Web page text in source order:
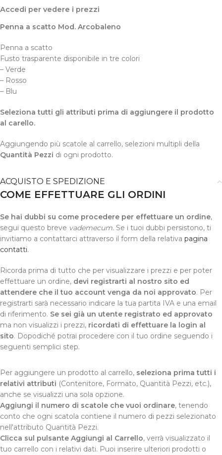
Accedi per vedere i prezzi
Penna a scatto Mod. Arcobaleno
Penna a scatto
Fusto trasparente disponibile in tre colori
– Verde
– Rosso
– Blu
Seleziona tutti gli attributi prima di aggiungere il prodotto
al carello.
Aggiungendo più scatole al carrello, selezioni multipli della
Quantità Pezzi di ogni prodotto.
ACQUISTO E SPEDIZIONE
COME EFFETTUARE GLI ORDINI
Se hai dubbi su come procedere per effettuare un ordine,
segui questo breve vademecum. Se i tuoi dubbi persistono, ti
invitiamo a contattarci attraverso il form della relativa pagina
contatti.
Ricorda prima di tutto che per visualizzare i prezzi e per poter
effettuare un ordine, devi registrarti al nostro sito ed
attendere che il tuo account venga da noi approvato. Per
registrarti sarà necessario indicare la tua partita IVA e una email
di riferimento. Se sei già un utente registrato ed approvato
ma non visualizzi i prezzi, ricordati di effettuare la login al
sito. Dopodiché potrai procedere con il tuo ordine seguendo i
seguenti semplici step.
Per aggiungere un prodotto al carrello, seleziona prima tutti i
relativi attributi (Contenitore, Formato, Quantità Pezzi, etc.),
anche se visualizzi una sola opzione.
Aggiungi il numero di scatole che vuoi ordinare, tenendo
conto che ogni scatola contiene il numero di pezzi selezionato
nell'attributo Quantità Pezzi.
Clicca sul pulsante Aggiungi al Carrello, verrà visualizzato il
tuo carrello con i relativi dati. Puoi inserire ulteriori prodotti o